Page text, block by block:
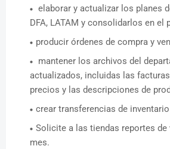
elaborar y actualizar los planes
DFA, LATAM y consolidarlos en el
producir órdenes de compra y
mantener los archivos del
actualizados, incluidas las
precios y las descripciones de
crear transferencias de inventario
Solicite a las tiendas reportes
mes.